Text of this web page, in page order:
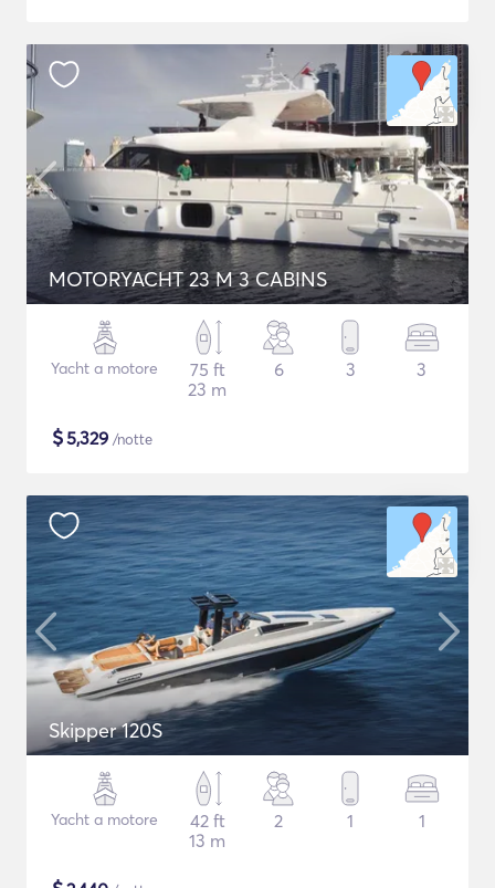
MOTORYACHT 23 M 3 CABINS
Yacht a motore
75 ft
23 m
6 3 3
$5,329 /notte
Skipper 120S
Yacht a motore
42 ft
13 m
2 1 1